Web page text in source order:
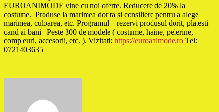
EUROANIMODE vine cu noi oferte. Reducere de 20% la
costume. Produse la marimea dorita si consiliere pentru a alege
marimea, culoarea, etc. Programul – rezervi produsul dorit, platesti
cand ai bani . Peste 300 de modele ( costume, haine, pelerine,
compleuri, accesorii, etc. ). Vizitati: https://euroanimode.ro Tel:
0721403635